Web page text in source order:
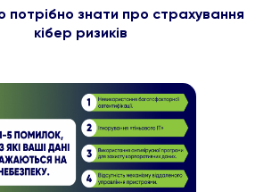
потрібно знати про страхування
кібер ризиків